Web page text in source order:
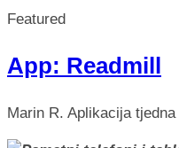
Featured
App: Readmill
Marin R. Aplikacija tjedna